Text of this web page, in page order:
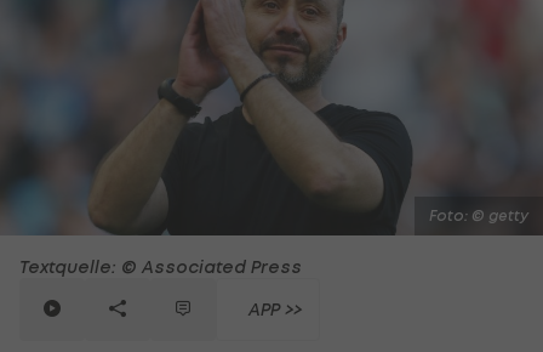
Foto: © getty
Textquelle: © Associated Press
APP >>